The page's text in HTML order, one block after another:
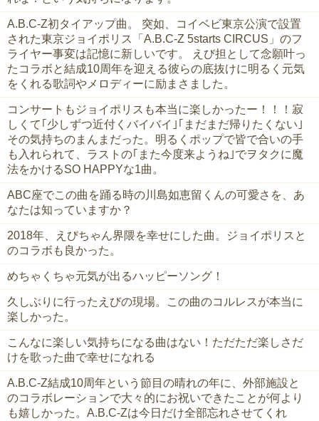
A.B.C-Z初タイアップ曲。 突如、コイベビ東京公演で設置
された東京ジョイポリス「A.B.C-Z 5starts CIRCUS」のフ
ライヤー事変は記憶に新しいです。 えび担として念願叶っ
たコラボと結成10周年を迎える彼らの底抜けに明るく元気
をくれる歌詞やメロディーに励まさました。
コンサートもジョイポリスも本当に楽しかったー！！！寂
しくて｢少しずつ近付くバイバイ｣｢まだまだ帰りたくない｣
その気持ちのまんまだった。明るくポップで皆で合いの手
も入れられて、ラストの｢また今度来ようね｣でヲタクに魔
法をかけるSO HAPPYな1曲。
ABC座でこの曲を踊る時の川島如恵留くんの可愛さを、あ
なたは知っていますか？
2018年、えびちゃん界隈を幸せにした曲。ジョイポリスと
のコラボも良かった。
めちゃくちゃ元気が出るハッピーソング！
久しぶりに行ったえびの現場。この曲のコルレスが本当に
楽しかった。
こんなに楽しい気持ちになる曲はない！ただただ楽しさだ
けを歌った曲で幸せになれる
A.B.C-Z結成10周年という節目の晴れの年に、外部施設と
のコラボレーションで大々的にお祝いできたことが何より
も嬉しかった。A.B.C-Zは今日だけ全部忘れさせてくれ